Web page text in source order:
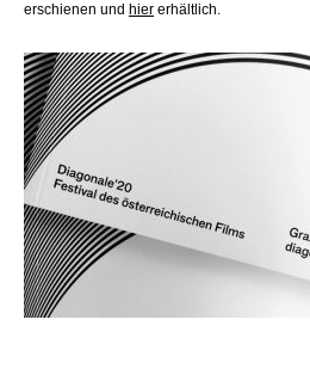
erschienen und hier erhältlich.